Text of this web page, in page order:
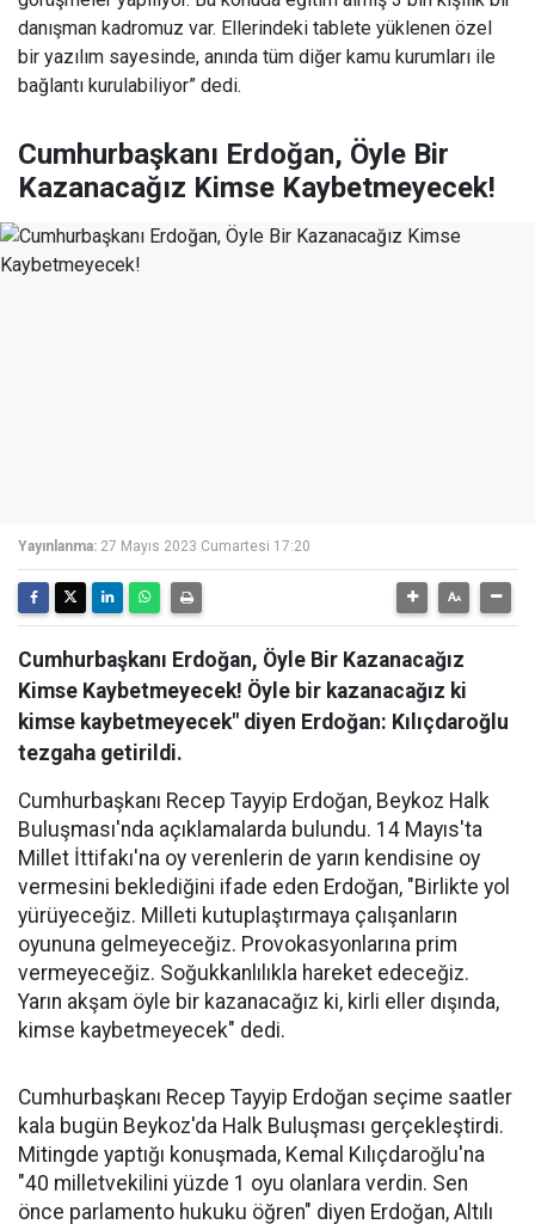
danışman kadromuz var. Ellerindeki tablete yüklenen özel
bir yazılım sayesinde, anında tüm diğer kamu kurumları ile
bağlantı kurulabiliyor” dedi.
Cumhurbaşkanı Erdoğan, Öyle Bir
Kazanacağız Kimse Kaybetmeyecek!
Yayınlanma: 27 Mayıs 2023 Cumartesi 17:20
Cumhurbaşkanı Erdoğan, Öyle Bir Kazanacağız
Kimse Kaybetmeyecek! Öyle bir kazanacağız ki
kimse kaybetmeyecek" diyen Erdoğan: Kılıçdaroğlu
tezgaha getirildi.
Cumhurbaşkanı Recep Tayyip Erdoğan, Beykoz Halk
Buluşması'nda açıklamalarda bulundu. 14 Mayıs'ta
Millet İttifakı'na oy verenlerin de yarın kendisine oy
vermesini beklediğini ifade eden Erdoğan, "Birlikte yol
yürüyeceğiz. Milleti kutuplaştırmaya çalışanların
oyununa gelmeyeceğiz. Provokasyonlarına prim
vermeyeceğiz. Soğukkanlılıkla hareket edeceğiz.
Yarın akşam öyle bir kazanacağız ki, kirli eller dışında,
kimse kaybetmeyecek" dedi.
Cumhurbaşkanı Recep Tayyip Erdoğan seçime saatler
kala bugün Beykoz'da Halk Buluşması gerçekleştirdi.
Mitingde yaptığı konuşmada, Kemal Kılıçdaroğlu'na
"40 milletvekilini yüzde 1 oyu olanlara verdin. Sen
önce parlamento hukuku öğren" diyen Erdoğan, Altılı